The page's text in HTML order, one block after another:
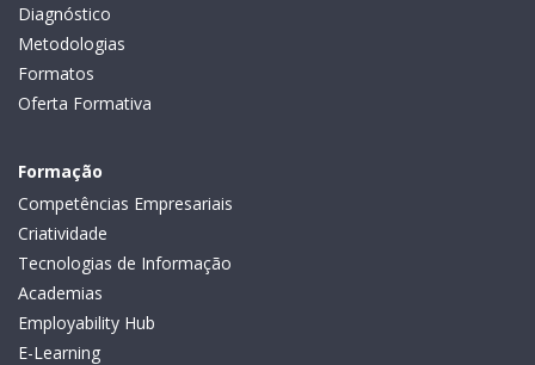
Diagnóstico
Metodologias
Formatos
Oferta Formativa
Formação
Competências Empresariais
Criatividade
Tecnologias de Informação
Academias
Employability Hub
E-Learning